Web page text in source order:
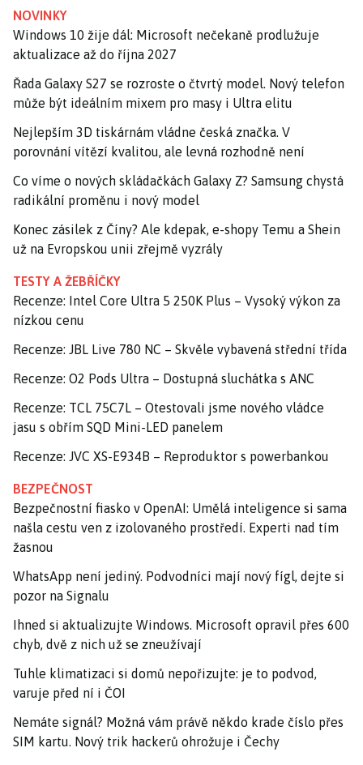
NOVINKY
Windows 10 žije dál: Microsoft nečekaně prodlužuje
aktualizace až do října 2027
Řada Galaxy S27 se rozroste o čtvrtý model. Nový telefon
může být ideálním mixem pro masy i Ultra elitu
Nejlepším 3D tiskárnám vládne česká značka. V
porovnání vítězí kvalitou, ale levná rozhodně není
Co víme o nových skládačkách Galaxy Z? Samsung chystá
radikální proměnu i nový model
Konec zásilek z Číny? Ale kdepak, e-shopy Temu a Shein
už na Evropskou unii zřejmě vyzrály
TESTY A ŽEBŘÍČKY
Recenze: Intel Core Ultra 5 250K Plus – Vysoký výkon za
nízkou cenu
Recenze: JBL Live 780 NC – Skvěle vybavená střední třída
Recenze: O2 Pods Ultra – Dostupná sluchátka s ANC
Recenze: TCL 75C7L – Otestovali jsme nového vládce
jasu s obřím SQD Mini-LED panelem
Recenze: JVC XS-E934B – Reproduktor s powerbankou
BEZPEČNOST
Bezpečnostní fiasko v OpenAI: Umělá inteligence si sama
našla cestu ven z izolovaného prostředí. Experti nad tím
žasnou
WhatsApp není jediný. Podvodníci mají nový fígl, dejte si
pozor na Signalu
Ihned si aktualizujte Windows. Microsoft opravil přes 600
chyb, dvě z nich už se zneužívají
Tuhle klimatizaci si domů nepořizujte: je to podvod,
varuje před ní i ČOI
Nemáte signál? Možná vám právě někdo krade číslo přes
SIM kartu. Nový trik hackerů ohrožuje i Čechy